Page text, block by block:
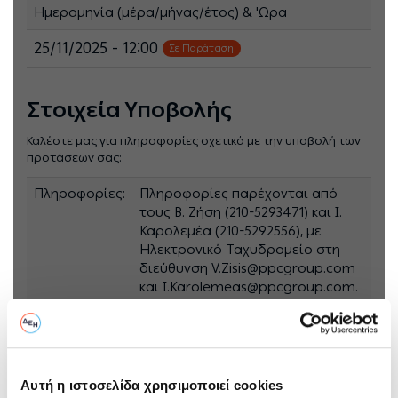
Αυτή η ιστοσελίδα χρησιμοποιεί cookies
Ημερομηνία (μέρα/μήνας/έτος) & 'Ωρα
25/11/2025 - 12:00 Σε Παράταση
Στοιχεία Υποβολής
Καλέστε μας για πληροφορίες σχετικά με την υποβολή των
προτάσεων σας:
Πληροφορίες:
Πληροφορίες παρέχονται από
τους Β. Ζήση (210-5293471) και Ι.
Καρολεμέα (210-5292556), με
Ηλεκτρονικό Ταχυδρομείο στη
διεύθυνση V.Zisis@ppcgroup.com
και I.Karolemeas@ppcgroup.com.
Υποβολή:
Ο ηλεκτρονικός διαγωνισμός θα
πραγματοποιηθεί με χρήση της
εταιρείας cosmoONE του